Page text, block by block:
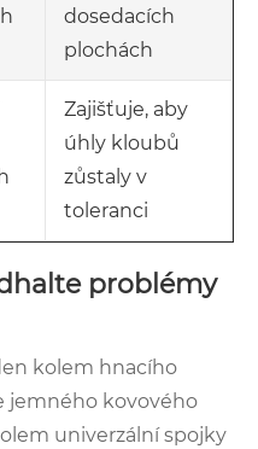
dosedacích
plochách
Zajišťuje, aby
úhly kloubů
zůstaly v
toleranci
problémy
kolem hnacího
jemného kovového
univerzální spojky